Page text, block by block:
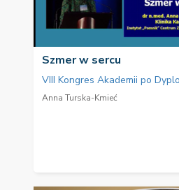
Szmer w sercu
VIII Kongres Akademii po
Anna Turska-Kmieć